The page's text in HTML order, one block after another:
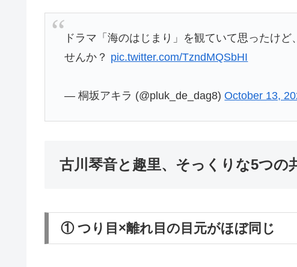
ドラマ「海のはじまり」を観ていて思ったけ
せんか？ pic.twitter.com/TzndMQSbHI
— 桐坂アキラ (@pluk_de_dag8)October 13,
古川琴音と趣里、そっくりな5つの
① つり目×離れ目の目元がほぼ同じ